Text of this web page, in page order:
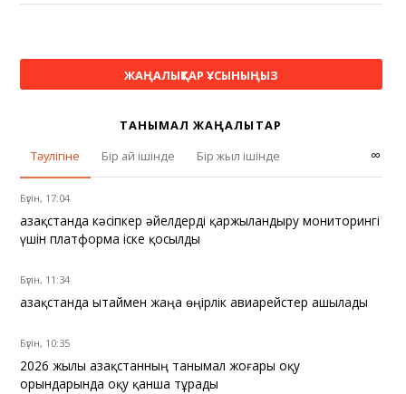
ЖАҢАЛЫҚТАР ҰСЫНЫҢЫЗ
ТАНЫМАЛ ЖАҢАЛЫҚТАР
Тәулігіне
Бір ай ішінде Бір жыл ішінде ∞
Бүгін, 17:04
Қазақстанда кәсіпкер әйелдерді қаржыландыру мониторингі
үшін платформа іске қосылды
Бүгін, 11:34
Қазақстанда Қытаймен жаңа өңірлік авиарейстер ашылады
Бүгін, 10:35
2026 жылы Қазақстанның танымал жоғары оқу
орындарында оқу қанша тұрады